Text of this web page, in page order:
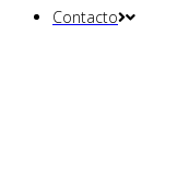
Contacto